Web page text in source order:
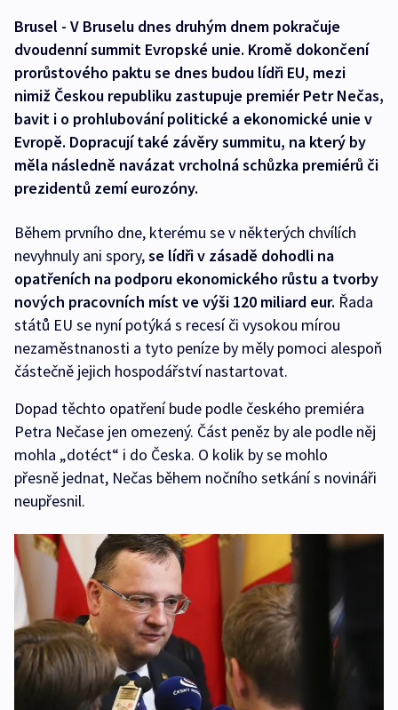
Brusel - V Bruselu dnes druhým dnem pokračuje
dvoudenní summit Evropské unie. Kromě dokončení
prorůstového paktu se dnes budou lídři EU, mezi
nimiž Českou republiku zastupuje premiér Petr Nečas,
bavit i o prohlubování politické a ekonomické unie v
Evropě. Dopracují také závěry summitu, na který by
měla následně navázat vrcholná schůzka premiérů či
prezidentů zemí eurozóny.
Během prvního dne, kterému se v některých chvílích
nevyhnuly ani spory,se lídři v zásadě dohodli na
opatřeních na podporu ekonomického růstu a tvorby
nových pracovních míst ve výši 120 miliard eur. Řada
států EU se nyní potýká s recesí či vysokou mírou
nezaměstnanosti a tyto peníze by měly pomoci alespoň
částečně jejich hospodářství nastartovat.
Dopad těchto opatření bude podle českého premiéra
Petra Nečase jen omezený. Část peněz by ale podle něj
mohla „dotéct“ i do Česka. O kolik by se mohlo
přesně jednat, Nečas během nočního setkání s novináři
neupřesnil.